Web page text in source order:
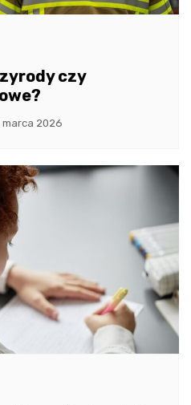
czy
marca 2026